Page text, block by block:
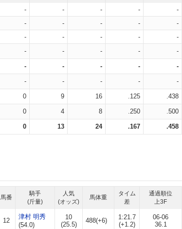
- - - -
-
- - - -
-
- - - -
-
- - - - -
- - - - -
- - - - -
0 9 16 .125 .438
0 4 8 .250 .500
0 13 24 .167 .458
馬番
騎手
(斤量)
人気
(オッズ)
馬体重
タイム
差
通過順位
上3F
12
津村 明秀
(54.0)
10
(25.5)
488(+6)
1:21.7
(+1.2)
06-06
36.1